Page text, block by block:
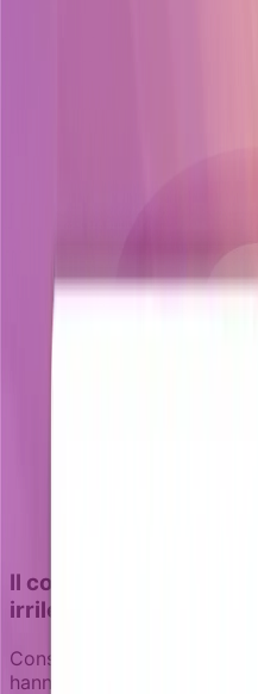
Il contesto aggiornato
irrilevanti
Considera una campagna
hanno attivato una